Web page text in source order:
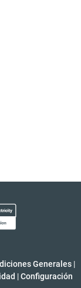
Generales |
| Configuración